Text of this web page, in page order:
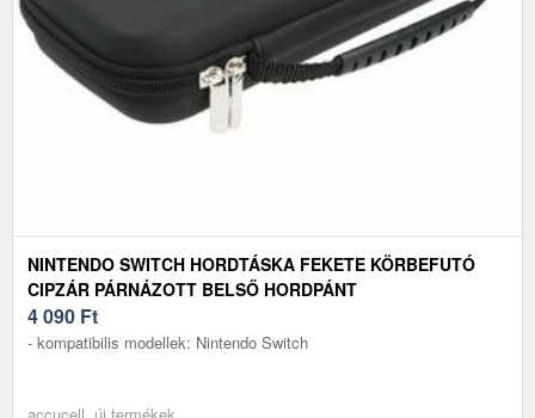
NINTENDO SWITCH HORDTÁSKA FEKETE KÖRBEFUTÓ
CIPZÁR PÁRNÁZOTT BELSŐ HORDPÁNT
4 090 Ft
- kompatibilis modellek: Nintendo Switch
accucell, új termékek